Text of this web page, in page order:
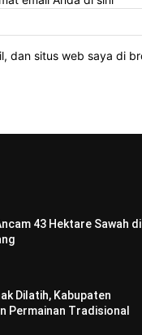
dan situs web saya di
43 Hektare Sawah di
Dilatih, Kabupaten
Permainan Tradisional